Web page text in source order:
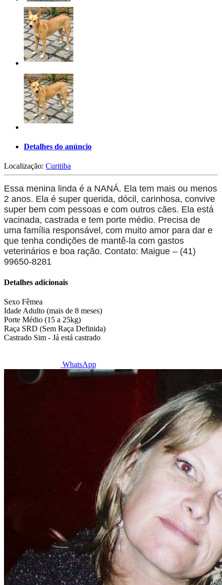
Detalhes do anúncio
Localização: Curitiba
Essa menina linda é a NANÁ. Ela tem mais ou menos
2 anos. Ela é super querida, dócil, carinhosa, convive
super bem com pessoas e com outros cães. Ela está
vacinada, castrada e tem porte médio. Precisa de
uma família responsável, com muito amor para dar e
que tenha condições de mantê-la com gastos
veterinários e boa ração. Contato: Maigue – (41)
99650-8281
Detalhes adicionais
Sexo Fêmea
Idade Adulto (mais de 8 meses)
Porte Médio (15 a 25kg)
Raça SRD (Sem Raça Definida)
Castrado Sim - Já está castrado
WhatsApp